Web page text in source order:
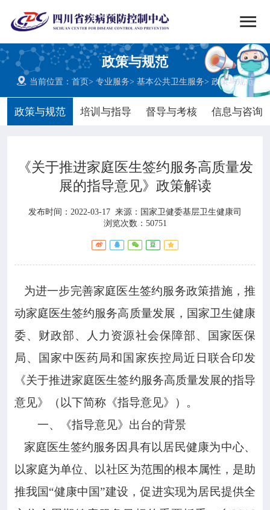

政策与规范
 当前位置：首页>专业服务>基本公共卫生服务>政策与规范
政策与规范 培训与指导 督导与考核 信息与咨询

网站首页
中心概况 
新闻动态 
工作重点 
科研培训 
学术期刊
在线互动
政务公开 
《关于推进家庭医生签约服务高质量发
展的指导意见》政策解读
发布时间：2022-03-17 来源： 国家卫健委基层卫生健康司
浏览次数：50751
为进一步完善家庭医生签约服务政策措施，推
动家庭医生签约服务高质量发展，国家卫生健康
委、财政部、人力资源社会保障部、国家医保
局、国家中医药局和国家疾控局近日联合印发
《关于推进家庭医生签约服务高质量发展的指导
意见》（以下简称《指导意见》）。
一、《指导意见》出台的背景
家庭医生签约服务因具有以居民健康为中心、
以家庭为单位、以社区为范围的根本属性，是助
推我国“健康中国”建设，促进实现为居民提供全